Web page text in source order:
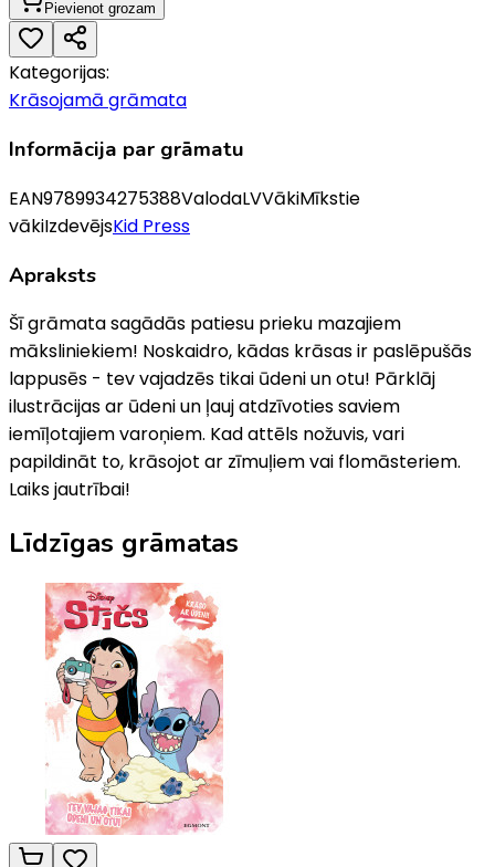
Pievienot grozam
Kategorijas:
Krāsojamā grāmata
Informācija par grāmatu
EAN9789934275388ValodaLVVākiMīkstie
vākiIzdevējsKid Press
Apraksts
Šī grāmata sagādās patiesu prieku mazajiem
māksliniekiem! Noskaidro, kādas krāsas ir paslēpušās
lappusēs - tev vajadzēs tikai ūdeni un otu! Pārklāj
ilustrācijas ar ūdeni un ļauj atdzīvoties saviem
iemīļotajiem varoņiem. Kad attēls nožuvis, vari
papildināt to, krāsojot ar zīmuļiem vai flomāsteriem.
Laiks jautrībai!
Līdzīgas grāmatas